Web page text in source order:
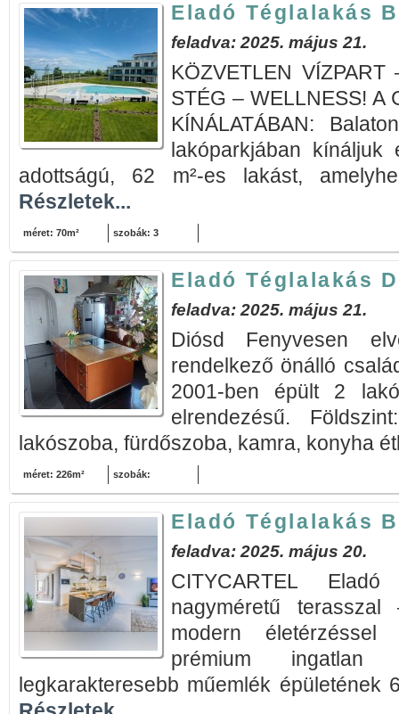
Eladó Téglalakás
feladva: 2025. május 21.
KÖZVETLEN
STÉG – WELLNESS! A
KÍNÁLATÁBAN:
lakóparkjában
adottságú, 62 m²-es lakást,
Részletek...
méret: 70m² szobák: 3
Eladó Téglalakás
feladva: 2025. május 21.
Diósd Fenyvesen
rendelkező önálló
2001-ben épült 2
elrendezésű.
lakószoba, fürdőszoba, kamra, konyha
méret: 226m² szobák:
Eladó Téglalakás
feladva: 2025. május 20.
CITYCARTEL
nagyméretű
modern életérzéssel
prémium
legkarakteresebb műemlék épületének